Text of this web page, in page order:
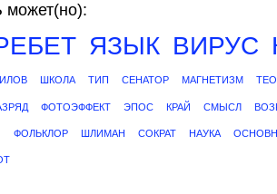
ЯЗЫК ВИРУС
ШКОЛА ТИП СЕНАТОР МАГНЕТИЗМ
ФОТОЭФФЕКТ ЭПОС КРАЙ СМЫСЛ
ФОЛЬКЛОР ШЛИМАН СОКРАТ НАУКА